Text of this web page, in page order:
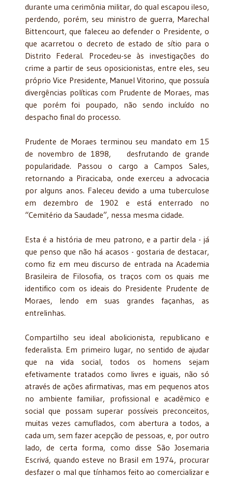
durante uma cerimônia militar, do qual escapou ileso,
perdendo, porém, seu ministro de guerra, Marechal
Bittencourt, que faleceu ao defender o Presidente, o
que acarretou o decreto de estado de sítio para o
Distrito Federal. Procedeu-se às investigações do
crime a partir de seus oposicionistas, entre eles, seu
próprio Vice Presidente, Manuel Vitorino, que possuía
divergências políticas com Prudente de Moraes, mas
que porém foi poupado, não sendo incluído no
despacho final do processo.
Prudente de Moraes terminou seu mandato em 15
de novembro de 1898, desfrutando de grande
popularidade. Passou o cargo a Campos Sales,
retornando a Piracicaba, onde exerceu a advocacia
por alguns anos. Faleceu devido a uma tuberculose
em dezembro de 1902 e está enterrado no
“Cemitério da Saudade”, nessa mesma cidade.
Esta é a história de meu patrono, e a partir dela - já
que penso que não há acasos - gostaria de destacar,
como fiz em meu discurso de entrada na Academia
Brasileira de Filosofia, os traços com os quais me
identifico com os ideais do Presidente Prudente de
Moraes, lendo em suas grandes façanhas, as
entrelinhas.
Compartilho seu ideal abolicionista, republicano e
federalista. Em primeiro lugar, no sentido de ajudar
que na vida social, todos os homens sejam
efetivamente tratados como livres e iguais, não só
através de ações afirmativas, mas em pequenos atos
no ambiente familiar, profissional e acadêmico e
social que possam superar possíveis preconceitos,
muitas vezes camuflados, com abertura a todos, a
cada um, sem fazer acepção de pessoas, e, por outro
lado, de certa forma, como disse São Josemaria
Escrivá, quando esteve no Brasil em 1974, procurar
desfazer o mal que tínhamos feito ao comercializar e